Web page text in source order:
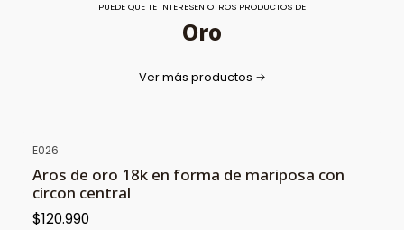
PUEDE QUE TE INTERESEN OTROS PRODUCTOS DE
Oro
Ver más productos
E026
Aros de oro 18k en forma de mariposa con
circon central
$120.990